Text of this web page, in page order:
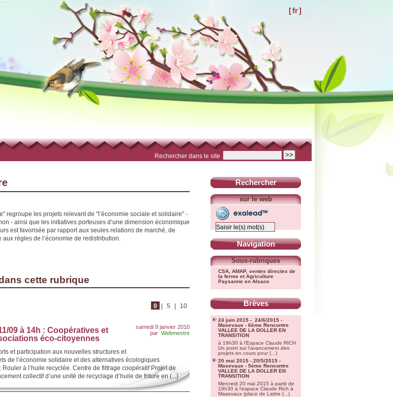
[fr]
Rechercher dans le site
regroupe les projets relevant de "l’économie sociale et solidaire" -
- ainsi que les initiatives porteuses d’une dimension économique
est favorisée par rapport aux seules relations de marché, de
règles de l’économie de redistribution.
cette rubrique
0 5 10
samedi 9 janvier 2010
par Webmestre
09 à 14h : Coopératives et
éco-citoyennes
et participation aux nouvelles structures et
de l’économie solidaire et des alternatives écologiques
Rouler à l’huile recyclée. Centre de filtrage coopératif Projet de
collectif d’une unité de recyclage d’huile de friture en (...)
Rechercher
sur le web
Navigation
Sous-rubriques
CSA, AMAP, ventes directes de
la ferme et Agriculture
Paysanne en Alsace
Brèves
24 juin 2015 - 24/6/2015 -
Masevaux - 6ème Rencontre
VALLEE DE LA DOLLER EN
TRANSITION
à 19h30 à l’Espace Claude RICH
Un point sur l’avancement des
projets en cours pour (...)
20 mai 2015 - 20/5/2015 -
Masevaux - 5ème Rencontre
VALLEE DE LA DOLLER EN
TRANSITION
Mercredi 20 mai 2015 à partir de
19h30 à l’espace Claude Rich à
Masevaux (place de Lattre (...)